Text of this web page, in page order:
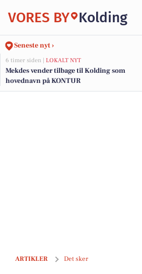
VORES BY Kolding
Seneste nyt ›
6 timer siden | LOKALT NYT
Mekdes vender tilbage til Kolding som
hovednavn på KONTUR
ARTIKLER Det sker
Foredrag og workshop på Koldinghus: